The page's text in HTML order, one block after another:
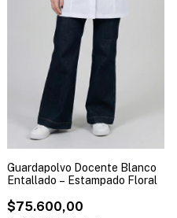
Guardapolvo Docente Blanco
Entallado – Estampado Floral
$75.600,00